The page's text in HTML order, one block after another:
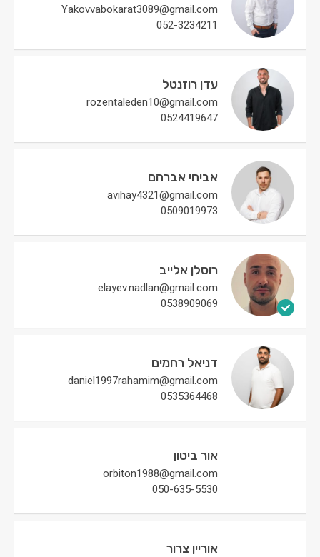
Yakovvabokarat3089@gmail.com
052-3234211
עדן רוזנטל
rozentaleden10@gmail.com
0524419647
אביחי אברהם
avihay4321@gmail.com
0509019973
רוסלן אלייב
elayev.nadlan@gmail.com
0538909069
דניאל רחמים
daniel1997rahamim@gmail.com
0535364468
אור ביטון
orbiton1988@gmail.com
050-635-5530
אוריין צרור